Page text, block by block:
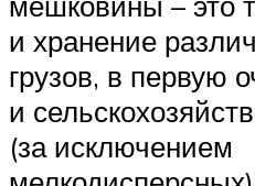
и хранение
грузов, в первую
и
(за исключением